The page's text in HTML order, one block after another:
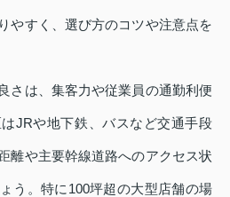
やすく、選び方のコツや注意点を
さは、集客力や従業員の通勤利便
JRや地下鉄、バスなど交通手段
離や主要幹線道路へのアクセス状
う。特に100坪超の大型店舗の場